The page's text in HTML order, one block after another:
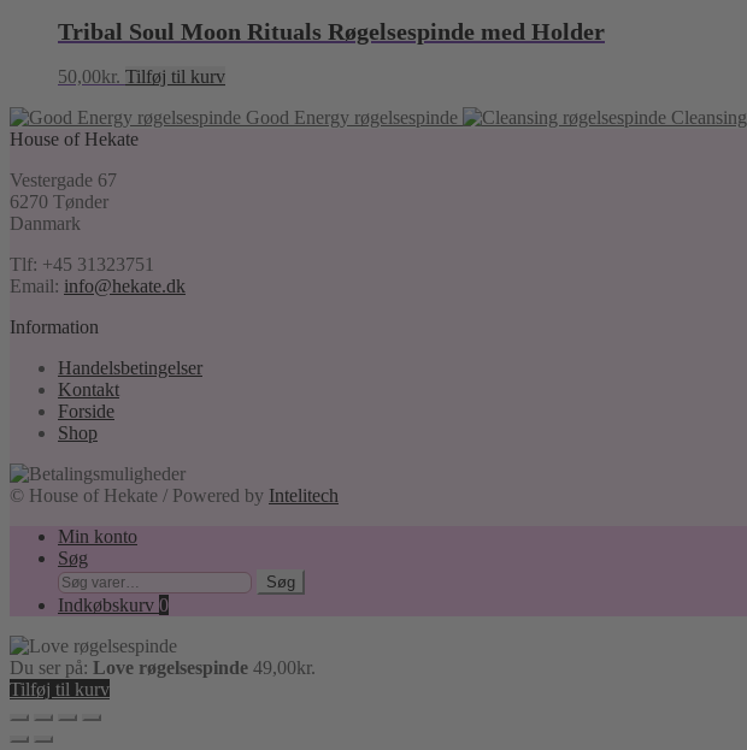
Tribal Soul Moon Rituals Røgelsespinde med Holder
50,00kr. Tilføj til kurv
Good Energy røgelsespinde
House of Hekate
Vestergade 67
6270 Tønder
Danmark
Tlf: +45 31323751
Email: info@hekate.dk
Information
Handelsbetingelser
Kontakt
Forside
Shop
© House of Hekate / Powered by Intelitech
Min konto
Søg
Søg
efter:
Søg
Indkøbskurv 0
Du ser på: Love røgelsespinde 49,00kr.
Tilføj til kurv